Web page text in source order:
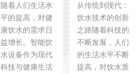
随着人们生活水
平的提高，对健
康饮水的需求日
益增长。智能饮
水设备作为现代
科技与健康生活
从传统到现代：
饮水技术的创新
之路随着科技的
不断发展，人们
的生活水平不断
提高，对饮水质